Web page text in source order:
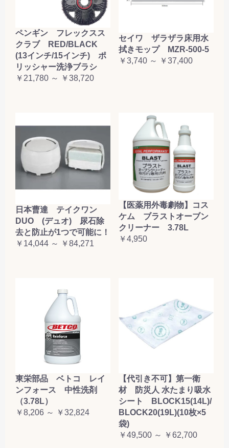
ペンギン フレックスス
クラブ RED/BLACK
(13インチ/15インチ) ポ
リッシャー洗浄ブラシ
￥21,780 ～ ￥38,720
セイワ ザラザラ床用水
拭きモップ MZR-500-5
￥3,740 ～ ￥37,400
日本曹達 テイクワン
DUO (デュオ) 尿石除
去と防止が1つで可能に！
￥14,044 ～ ￥84,271
【医薬用外毒劇物】コス
ケム ブラストオーブン
クリーナー 3.78L
￥4,950
東栄部品 ベトコ レイ
ンフォース 中性洗剤
（3.78L）
￥8,206 ～ ￥32,824
【代引き不可】第一衛
材 防災人 水たまり吸水
シート BLOCK15(14L)/
BLOCK20(19L)(10枚×5
袋)
￥49,500 ～ ￥62,700